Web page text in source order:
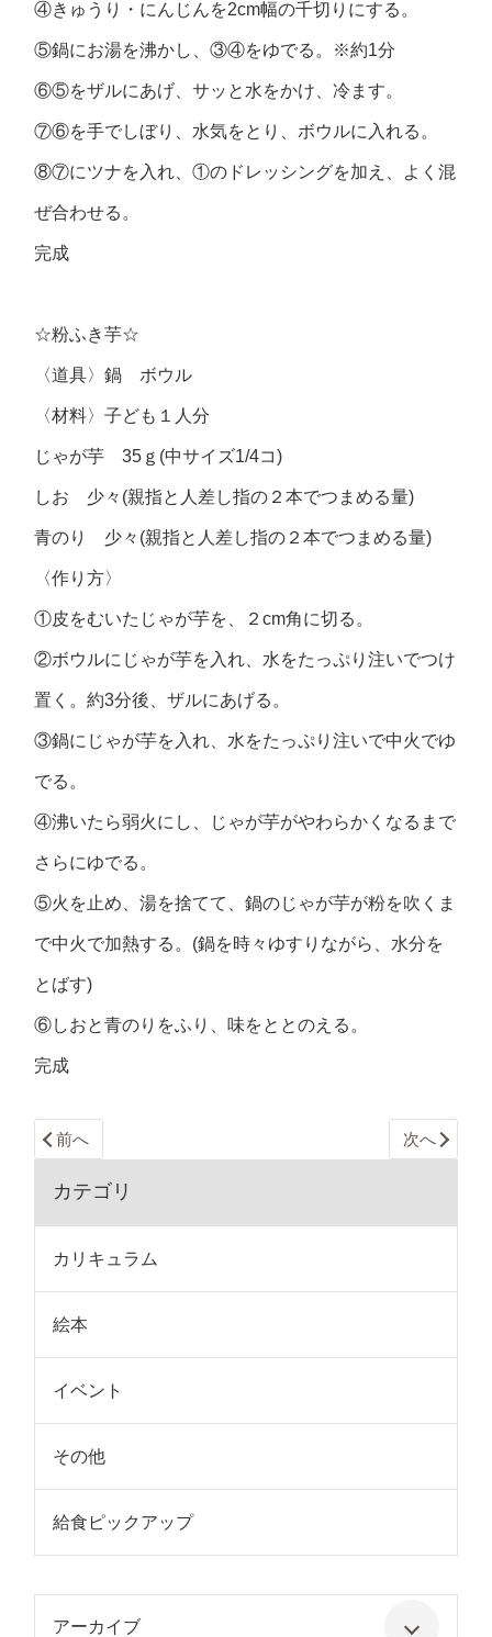
④きゅうり・にんじんを2cm幅の千切りにする。
⑤鍋にお湯を沸かし、③④をゆでる。※約1分
⑥⑤をザルにあげ、サッと水をかけ、冷ます。
⑦⑥を手でしぼり、水気をとり、ボウルに入れる。
⑧⑦にツナを入れ、①のドレッシングを加え、よく混
ぜ合わせる。
完成
☆粉ふき芋☆
〈道具〉鍋 ボウル
〈材料〉子ども１人分
じゃが芋 35ｇ(中サイズ1/4コ)
しお 少々(親指と人差し指の２本でつまめる量)
青のり 少々(親指と人差し指の２本でつまめる量)
〈作り方〉
①皮をむいたじゃが芋を、２cm角に切る。
②ボウルにじゃが芋を入れ、水をたっぷり注いでつけ
置く。約3分後、ザルにあげる。
③鍋にじゃが芋を入れ、水をたっぷり注いで中火でゆ
でる。
④沸いたら弱火にし、じゃが芋がやわらかくなるまで
さらにゆでる。
⑤火を止め、湯を捨てて、鍋のじゃが芋が粉を吹くま
で中火で加熱する。(鍋を時々ゆすりながら、水分を
とばす)
⑥しおと青のりをふり、味をととのえる。
完成
前へ 次へ
カテゴリ
カリキュラム
絵本
イベント
その他
給食ピックアップ
アーカイブ